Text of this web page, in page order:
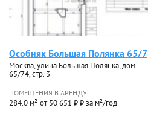
Особняк Большая Полянка 65/7
Москва, улица Большая Полянка, дом
65/74, стр. 3
ПОМЕЩЕНИЯ В АРЕНДУ
284.0 м² от 50 651 ₽ ₽ за м²/год